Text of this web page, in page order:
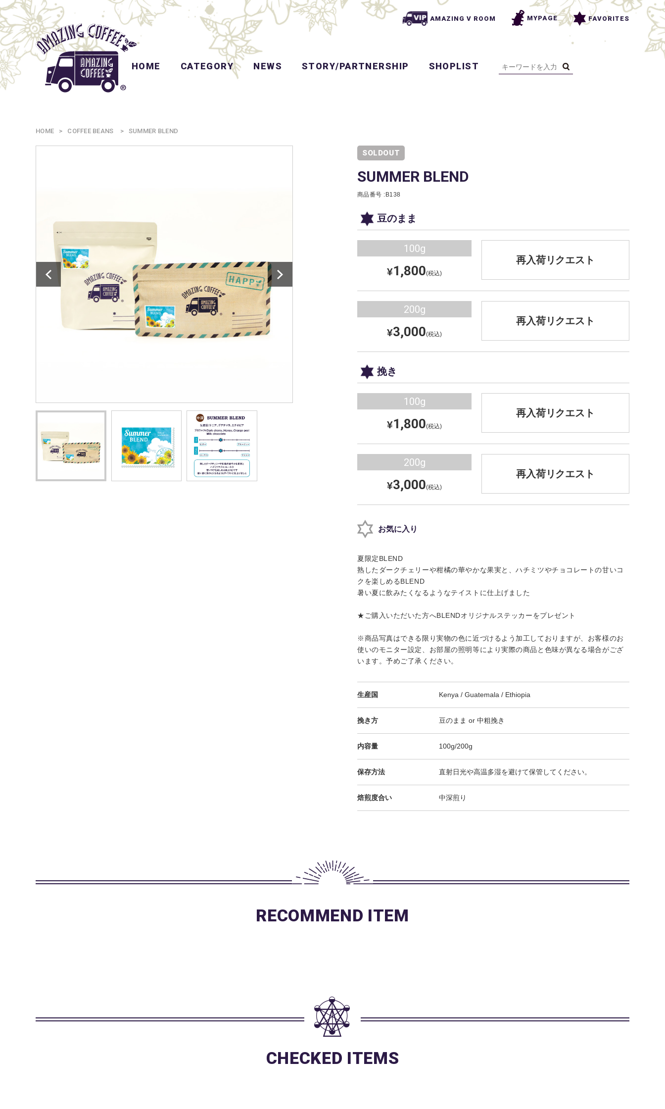
AMAZING V ROOM MYPAGE FAVORITES
HOME CATEGORY NEWS STORY/PARTNERSHIP SHOPLIST
HOME COFFEE BEANS SUMMER BLEND
SOLDOUT
SUMMER BLEND
商品番号 :B138
豆のまま
100g
¥1,800(税込)
再入荷リクエスト
200g
¥3,000(税込)
再入荷リクエスト
挽き
100g
¥1,800(税込)
再入荷リクエスト
200g
¥3,000(税込)
再入荷リクエスト
お気に入り
夏限定BLEND
熟したダークチェリーや柑橘の華やかな果実と、ハチミツやチョコレートの甘いコ
クを楽しめるBLEND
暑い夏に飲みたくなるようなテイストに仕上げました
★ご購入いただいた方へBLENDオリジナルステッカーをプレゼント
※商品写真はできる限り実物の色に近づけるよう加工しておりますが、お客様のお
使いのモニター設定、お部屋の照明等により実際の商品と色味が異なる場合がござ
います。予めご了承ください。
生産国 Kenya / Guatemala / Ethiopia
挽き方 豆のまま or 中粗挽き
内容量 100g/200g
保存方法 直射日光や高温多湿を避けて保管してください。
焙煎度合い 中深煎り
RECOMMEND ITEM
CHECKED ITEMS